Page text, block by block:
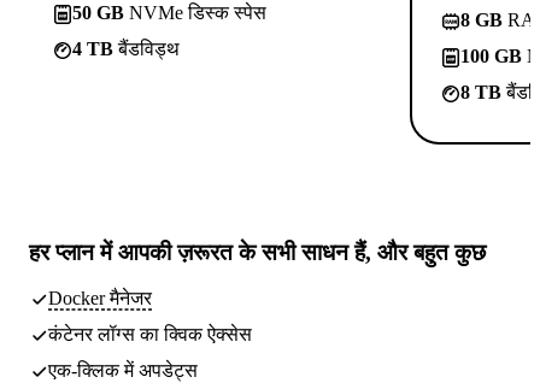
50 GB NVMe डिस्क स्पेस
4 TBबैंडविड्थ
8 GB
100 GB
8 TB
हर प्लान मेंआपकी ज़रूरत के सभी साधनहैं, और बहुत कुछ
Docker मैनेजर
कंटेनर लॉग्स का क्विक ऐक्सेस
एक-क्लिक में अपडेट्स